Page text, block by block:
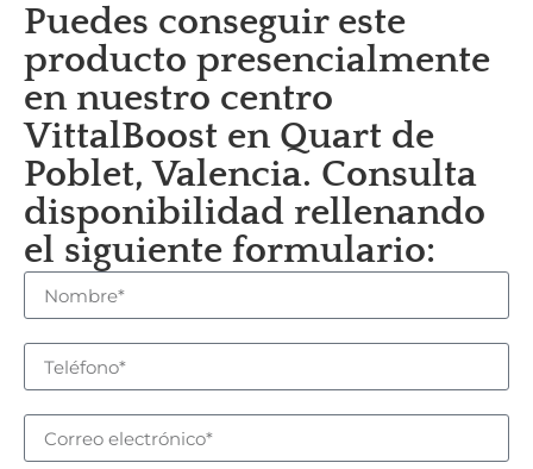
Puedes conseguir este
producto presencialmente
en nuestro centro
VittalBoost en Quart de
Poblet, Valencia. Consulta
disponibilidad rellenando
el siguiente formulario: